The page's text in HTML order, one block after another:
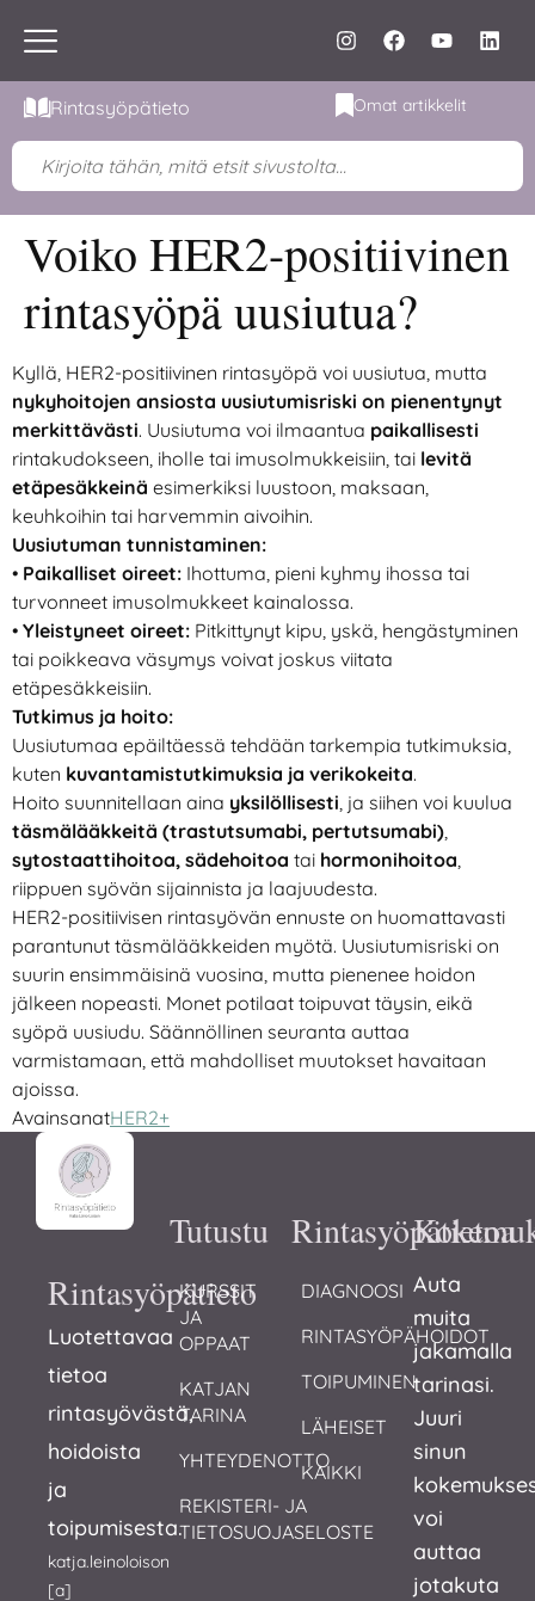
Rintasyöpätieto Omat artikkelit
Voiko HER2-positiivinen
rintasyöpä uusiutua?
Kyllä, HER2-positiivinen rintasyöpä voi uusiutua, mutta
nykyhoitojen ansiosta uusiutumisriski on pienentynyt
merkittävästi. Uusiutuma voi ilmaantua paikallisesti
rintakudokseen, iholle tai imusolmukkeisiin, tai levitä
etäpesäkkeinä esimerkiksi luustoon, maksaan,
keuhkoihin tai harvemmin aivoihin.
Uusiutuman tunnistaminen:
• Paikalliset oireet: Ihottuma, pieni kyhmy ihossa tai
turvonneet imusolmukkeet kainalossa.
• Yleistyneet oireet: Pitkittynyt kipu, yskä, hengästyminen
tai poikkeava väsymys voivat joskus viitata
etäpesäkkeisiin.
Tutkimus ja hoito:
Uusiutumaa epäiltäessä tehdään tarkempia tutkimuksia,
kuten kuvantamistutkimuksia ja verikokeita.
Hoito suunnitellaan aina yksilöllisesti, ja siihen voi kuulua
täsmälääkkeitä (trastutsumabi, pertutsumabi),
sytostaattihoitoa, sädehoitoa tai hormonihoitoa,
riippuen syövän sijainnista ja laajuudesta.
HER2-positiivisen rintasyövän ennuste on huomattavasti
parantunut täsmälääkkeiden myötä. Uusiutumisriski on
suurin ensimmäisinä vuosina, mutta pienenee hoidon
jälkeen nopeasti. Monet potilaat toipuvat täysin, eikä
syöpä uusiudu. Säännöllinen seuranta auttaa
varmistamaan, että mahdolliset muutokset havaitaan
ajoissa.
AvainsanatHER2+
Rintasyöpätieto
Luotettavaa
tietoa
rintasyövästä,
hoidoista
ja
toipumisesta.
katja.leinoloison
[a]
Tutustu
KURSSIT
JA
OPPAAT
KATJAN
TARINA
YHTEYDENOTTO
REKISTERI- JA
TIETOSUOJASELOSTE
Rintasyöpätietoa
DIAGNOOSI
RINTASYÖPÄHOIDOT
TOIPUMINEN
LÄHEISET
KAIKKI
Auta
muita
jakamalla
tarinasi.
Juuri
sinun
voi
auttaa
jotakuta